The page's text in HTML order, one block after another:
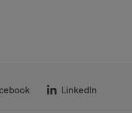
LinkedIn